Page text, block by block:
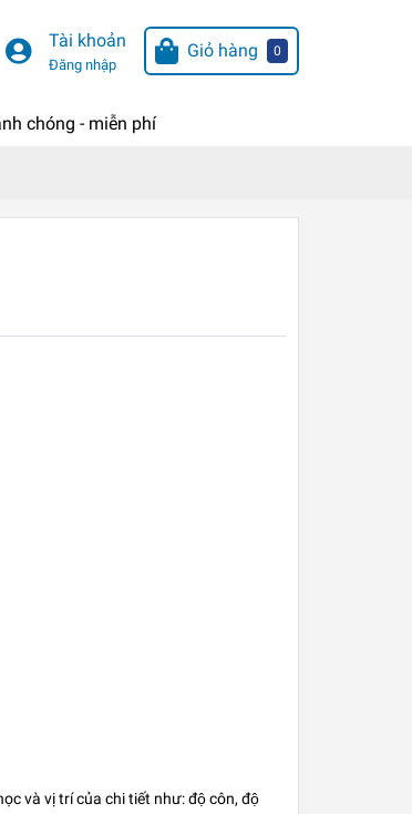
Tài khoản
Đăng nhập
Giỏ hàng 0
chóng - miễn phí
và vị trí của chi tiết như: độ côn, độ